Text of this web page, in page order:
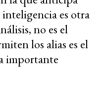
es otra
no es el
los alias es el
importante